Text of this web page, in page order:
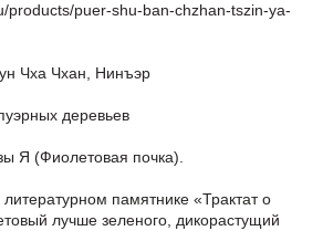
products/puer-shu-ban-chzhan-tszin-ya-
Чха Чхан, Нинъэр
деревьев
Я (Фиолетовая почка).
памятнике «Трактат о
лучше зеленого, дикорастущий